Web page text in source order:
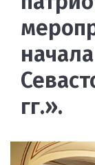
гг.».